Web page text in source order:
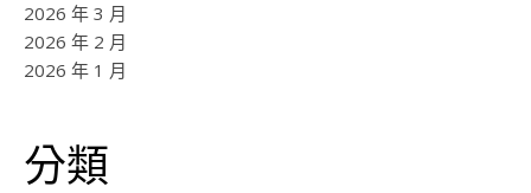
2026 年 3 月
2026 年 2 月
2026 年 1 月
分類